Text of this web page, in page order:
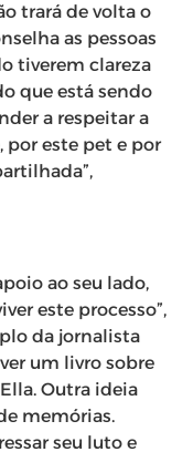
trará de volta o
as pessoas
tiverem clareza
que está sendo
a respeitar a
este pet e por
ao seu lado,
este processo”,
da jornalista
um livro sobre
Outra ideia
memórias.
seu luto e